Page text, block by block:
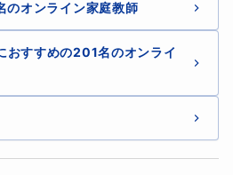
グサポート】
を生徒様と話して理想のもの
方、数学の勉強効率をあげた
オンライン家庭教師
おすすめの201名のオンライ